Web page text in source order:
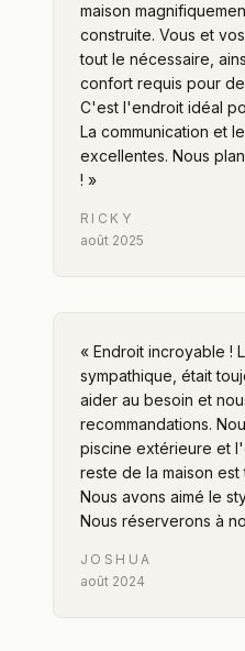
maison
construite. Vous et
tout le nécessaire,
confort requis pour
C'est l'endroit idéal
La communication et
excellentes. Nous
! »
RICKY
août 2025
« Endroit incroyable !
sympathique, était
aider au besoin et
recommandations.
piscine extérieure et
reste de la maison est
Nous avons aimé le
Nous réserverons à
JOSHUA
août 2024